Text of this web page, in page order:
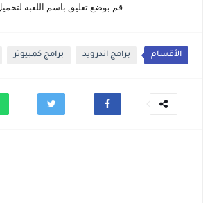
قم بوضع تعليق باسم اللعبة
الأقسام برامج اندرويد برامج كمبيوتر